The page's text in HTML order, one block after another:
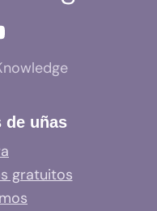
de uñas
gratuitos